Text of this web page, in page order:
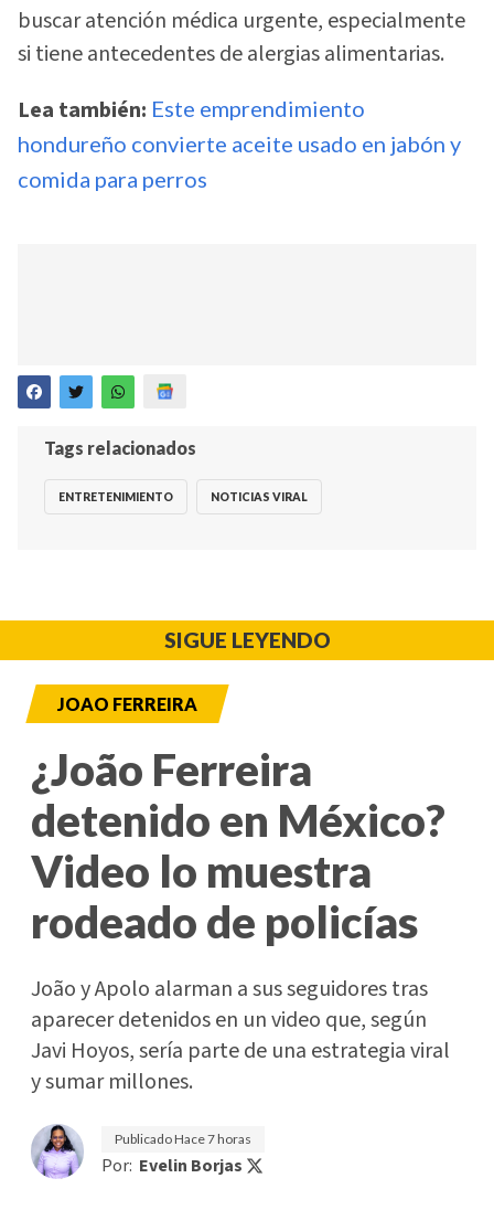
buscar atención médica urgente, especialmente
si tiene antecedentes de alergias alimentarias.
Lea también: Este emprendimiento
hondureño convierte aceite usado en jabón y
comida para perros
Tags relacionados
ENTRETENIMIENTO NOTICIAS VIRAL
SIGUE LEYENDO
JOAO FERREIRA
¿João Ferreira
detenido en México?
Video lo muestra
rodeado de policías
João y Apolo alarman a sus seguidores tras
aparecer detenidos en un video que, según
Javi Hoyos, sería parte de una estrategia viral
y sumar millones.
PublicadoHace 7 horas
Por: Evelin Borjas